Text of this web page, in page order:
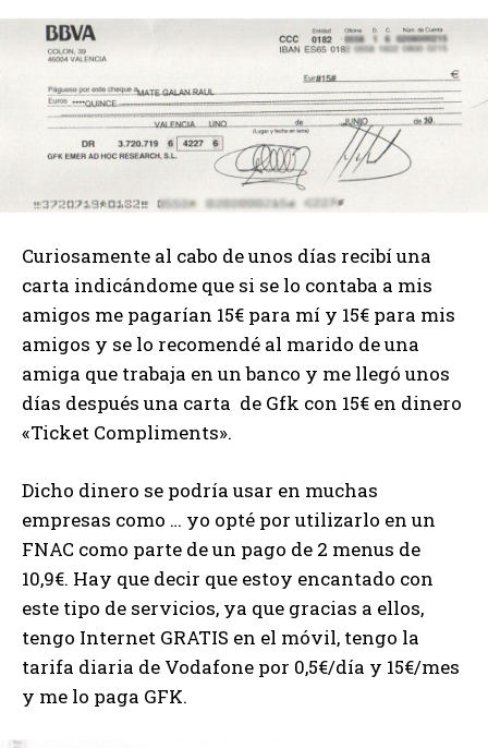
Curiosamente al cabo de unos días recibí una
carta indicándome que si se lo contaba a mis
amigos me pagarían 15€ para mí y 15€ para mis
amigos y se lo recomendé al marido de una
amiga que trabaja en un banco y me llegó unos
días después una carta de Gfk con 15€ en dinero
«Ticket Compliments».
Dicho dinero se podría usar en muchas
empresas como … yo opté por utilizarlo en un
FNAC como parte de un pago de 2 menus de
10,9€. Hay que decir que estoy encantado con
este tipo de servicios, ya que gracias a ellos,
tengo Internet GRATIS en el móvil, tengo la
tarifa diaria de Vodafone por 0,5€/día y 15€/mes
y me lo paga GFK.